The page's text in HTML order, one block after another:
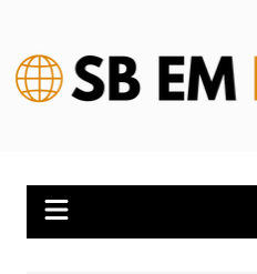
conteúdo